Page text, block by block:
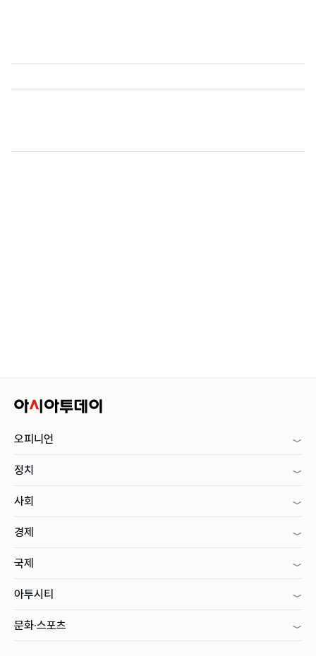
오피니언
정치
사회
경제
국제
아투시티
문화·스포츠